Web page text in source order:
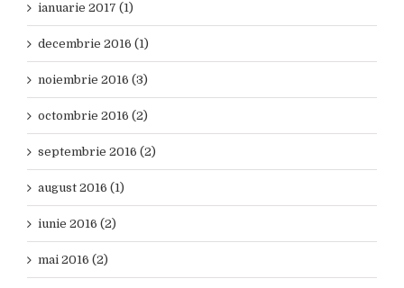
ianuarie 2017 (1)
decembrie 2016 (1)
noiembrie 2016 (3)
octombrie 2016 (2)
septembrie 2016 (2)
august 2016 (1)
iunie 2016 (2)
mai 2016 (2)